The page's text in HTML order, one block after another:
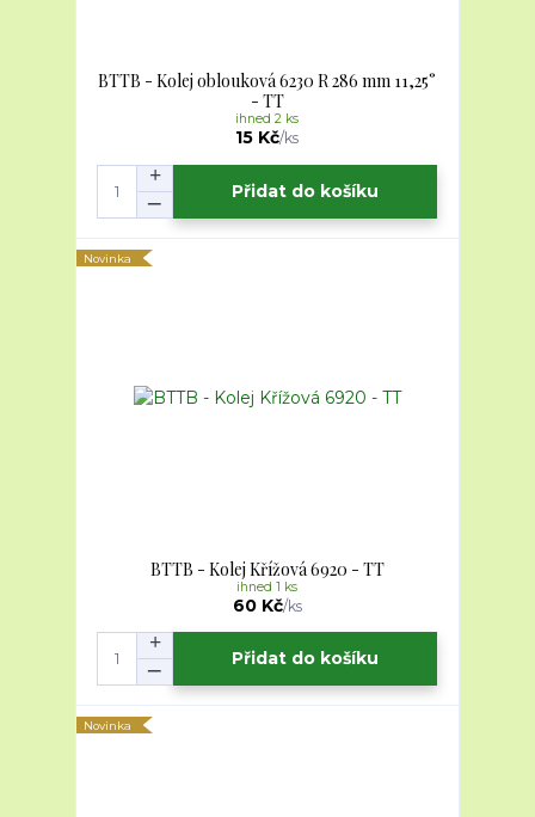
BTTB - Kolej oblouková 6230 R 286 mm 11,25°
- TT
15 Kč/ks
ihned 2 ks
Přidat do košíku
Novinka
BTTB - Kolej Křížová 6920 - TT
60 Kč/ks
ihned 1 ks
Přidat do košíku
Novinka